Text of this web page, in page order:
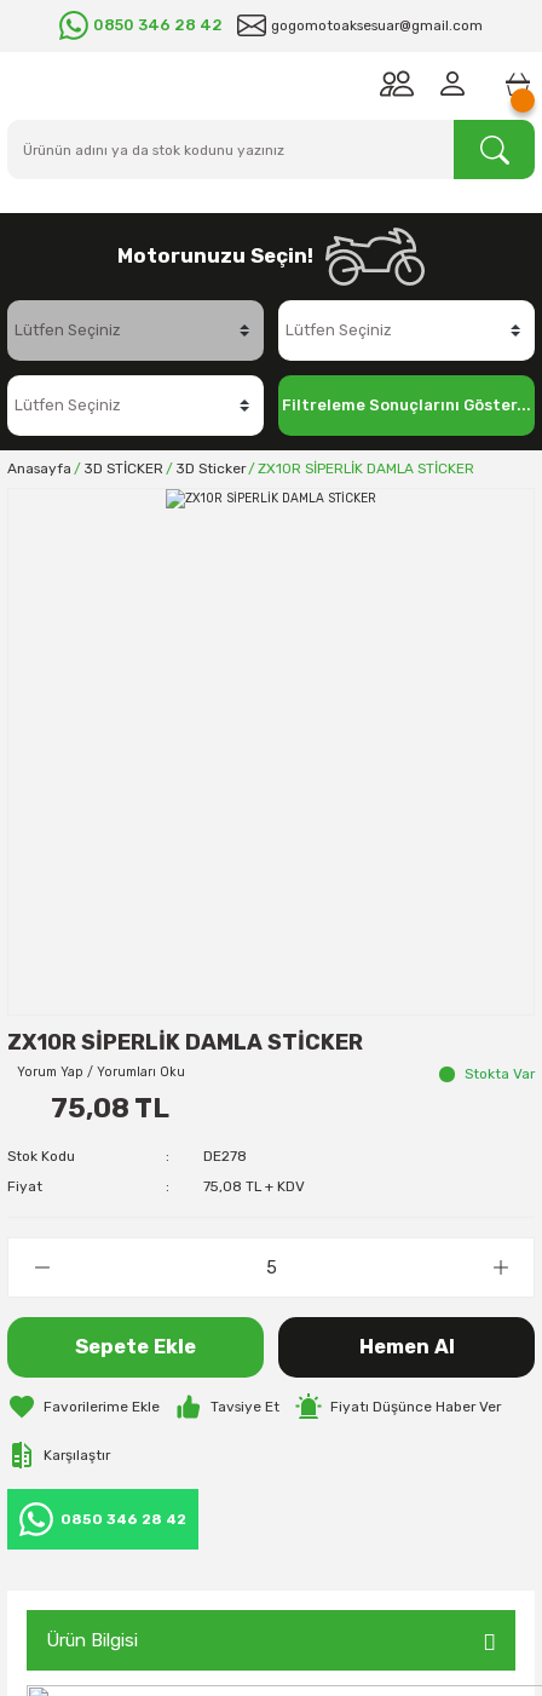
0850 346 28 42 gogomotoaksesuar@gmail.com
Motorunuzu Seçin!
Filtreleme Sonuçlarını Göster...
Anasayfa 3D STİCKER 3D Sticker ZX10R SİPERLİK DAMLA STİCKER
ZX10R SİPERLİK DAMLA STİCKER
Yorum Yap / Yorumları Oku Stokta Var
75,08 TL
Stok Kodu
DE278
Fiyat
75,08 TL + KDV
Sepete Ekle Hemen Al
Tavsiye Et Fiyatı Düşünce Haber Ver
Karşılaştır
0850 346 28 42
Ürün Bilgisi